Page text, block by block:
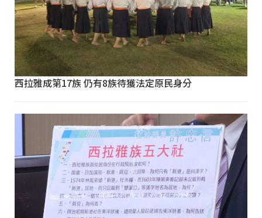
西拉雅成第17族 仍有8族待獲法定原民身分